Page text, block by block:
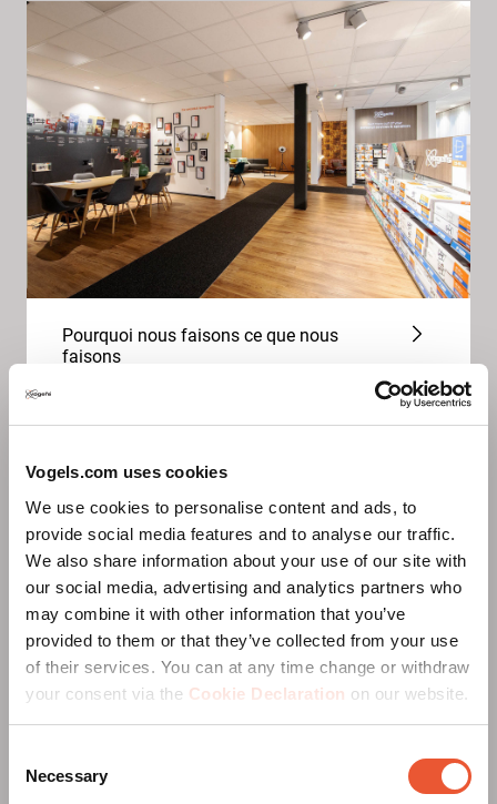
Vogels.com uses cookies
We use cookies to personalise content and ads, to
provide social media features and to analyse our traffic.
We also share information about your use of our site with
our social media, advertising and analytics partners who
may combine it with other information that you’ve
provided to them or that they’ve collected from your use
of their services. You can at any time change or withdraw
your consent via the Cookie Declaration on our website.
Selection
Necessary
Pourquoi nous faisons ce que nous
faisons
Harry Vogels : le Createur du Premier